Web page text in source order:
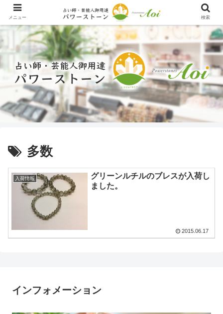
多数
入荷情報
グリーンルチルのブレスが入荷し
ました。
2015.06.17
インフォメーション
メニュー 検索